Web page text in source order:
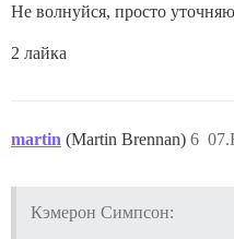
Не волнуйся, просто
2 лайка
martin (Martin Brennan) 6
Кэмерон Симпсон: